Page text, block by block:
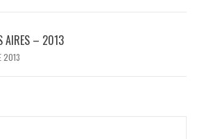
AIRES – 2013
2013